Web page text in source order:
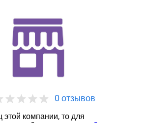
0 отзывов
компании, то для